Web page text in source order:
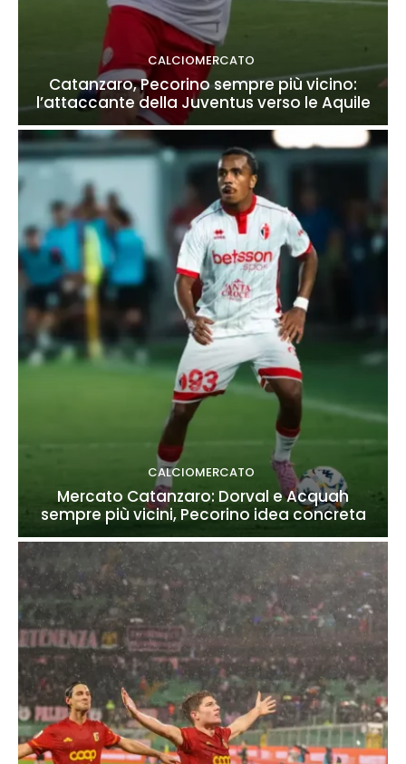
CALCIOMERCATO
Catanzaro, Pecorino sempre più vicino:
l’attaccante della Juventus verso le Aquile
CALCIOMERCATO
Mercato Catanzaro: Dorval e Acquah
sempre più vicini, Pecorino idea concreta